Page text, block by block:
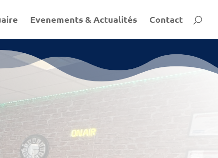
Evenements & Actualités Contact